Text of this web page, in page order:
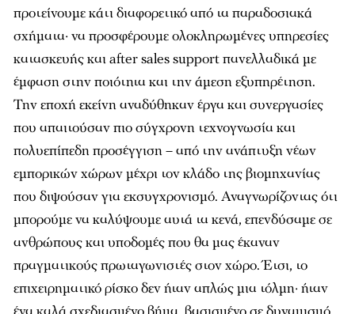
προτείνουμε κάτι διαφορετικό από τα παραδοσιακά
σχήματα· να προσφέρουμε ολοκληρωμένες υπηρεσίες
κατασκευής και after sales support πανελλαδικά με
έμφαση στην ποιότητα και την άμεση εξυπηρέτηση.
Την εποχή εκείνη αναδύθηκαν έργα και συνεργασίες
που απαιτούσαν πιο σύγχρονη τεχνογνωσία και
πολυεπίπεδη προσέγγιση – από την ανάπτυξη νέων
εμπορικών χώρων μέχρι τον κλάδο της βιομηχανίας
που διψούσαν για εκσυγχρονισμό. Αναγνωρίζοντας ότι
μπορούμε να καλύψουμε αυτά τα κενά, επενδύσαμε σε
ανθρώπους και υποδομές που θα μας έκαναν
πραγματικούς πρωταγωνιστές στον χώρο. Έτσι, το
επιχειρηματικό ρίσκο δεν ήταν απλώς μια τόλμη· ήταν